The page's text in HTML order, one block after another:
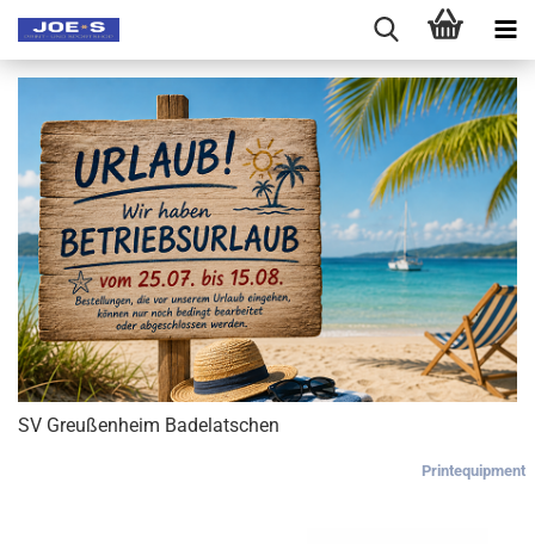
SV Greußenheim Badelatschen
Printequipment